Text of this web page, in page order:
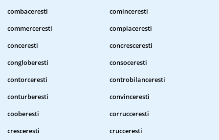
combaceresti
cominceresti
commerceresti
compiaceresti
conceresti
concresceresti
congloberesti
consoceresti
contorceresti
controbilanceresti
conturberesti
convinceresti
cooberesti
corrucceresti
cresceresti
crucceresti